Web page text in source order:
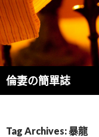
倫妻の簡單誌
Search
Tag Archives: 暴龍